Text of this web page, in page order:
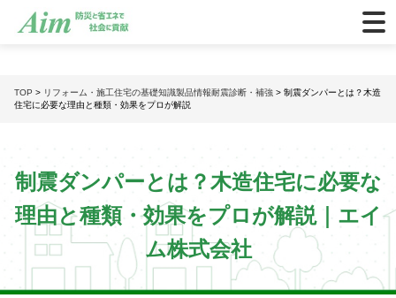
TOP > リフォーム・施工住宅の基礎知識製品情報耐震診断・補強 > 制震ダンパーとは？木造
住宅に必要な理由と種類・効果をプロが解説
制震ダンパーとは？木造住宅に必要な
理由と種類・効果をプロが解説｜エイ
ム株式会社